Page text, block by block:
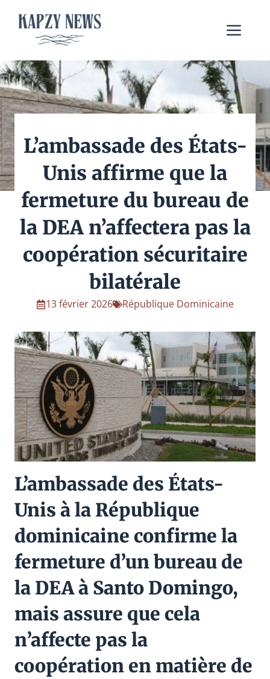
contenu
L’ambassade des États-
Unis affirme que la
fermeture du bureau de
la DEA n’affectera pas la
coopération sécuritaire
bilatérale
13 février 2026 République Dominicaine
L’ambassade des États-
Unis à la République
dominicaine confirme la
fermeture d’un bureau de
la DEA à Santo Domingo,
mais assure que cela
n’affecte pas la
coopération en matière de